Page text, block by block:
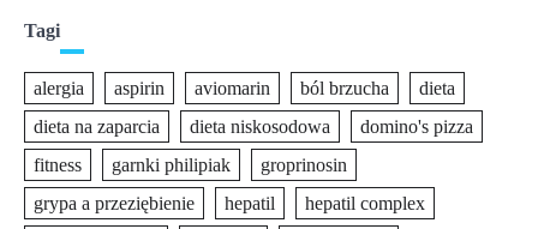
Tagi
alergia aspirin aviomarin ból brzucha
dieta
dieta na zaparcia
dieta niskosodowa
domino's pizza
fitness
garnki philipiak
groprinosin
grypa a przeziębienie
hepatil
hepatil complex